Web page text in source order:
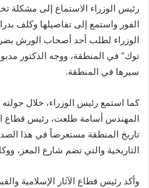
رئيس الوزراء الاستماع إلى مشكلة
الفور واستمع إلى تفاصيلها وكلف
الوزراء لطلب أحد أصحاب الورش
توك” في المنطقة، ووجه الدكتور
سيرها في المنطقة.
كما استمع رئيس الوزراء، خلال
المهندس أسامة طلعت، رئيس قطاع
تاريخ المنطقة مستعرضاً في هذا
التاريخية والتي تضم شارع المعز،
وأكد رئيس قطاع الآثار الإسلامية